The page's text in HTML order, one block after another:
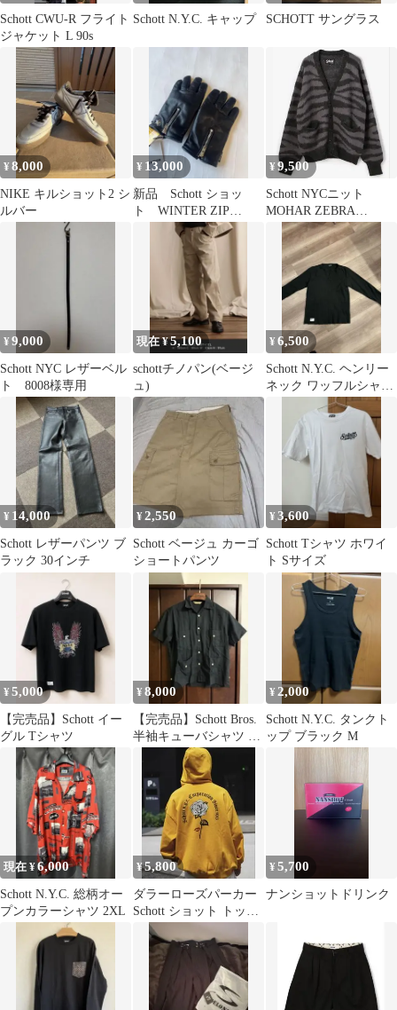
Schott CWU-R フライト
ジャケット L 90s
Schott N.Y.C. キャップ SCHOTT サングラス
¥8,000
NIKE キルショット2 シ
ルバー
¥ 13,000
新品 Schott ショッ
ト ⁠WINTER ZIP
GLOVE 日本製
¥9,500
Schott NYCニット
MOHAR ZEBRA
CARDIGAN値下げ中で
す‼️
¥9,000
Schott NYC レザーベル
ト 8008様専用
現在 ¥5,100
schottチノパン(ベージ
ュ)
¥6,500
Schott N.Y.C. ヘンリー
ネック ワッフルシャツ
ブラック L
¥ 14,000
Schott レザーパンツ ブ
ラック 30インチ
¥2,550
Schott ベージュ カーゴ
ショートパンツ
¥3,600
Schott Tシャツ ホワイ
ト Sサイズ
¥5,000
【完売品】Schott イー
グル Tシャツ
¥8,000
【完売品】Schott Bros.
半袖キューバシャツ ブ
¥ 2,000
Schott N.Y.C. タンクト
ップ ブラック M
現在 ¥6,000
Schott N.Y.C. 総柄オー
プンカラーシャツ 2XL
¥5,800
ダラーローズパーカー
Schott ショット トップ
ス パーカー・フーディ
¥5,700
ナンショットドリンク